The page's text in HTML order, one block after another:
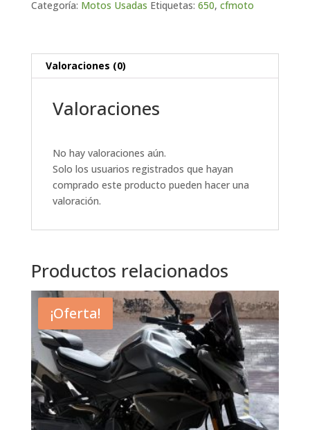
Categoría: Motos Usadas Etiquetas: 650, cfmoto
Valoraciones (0)
Valoraciones
No hay valoraciones aún.
Solo los usuarios registrados que hayan
comprado este producto pueden hacer una
valoración.
Productos relacionados
¡Oferta!